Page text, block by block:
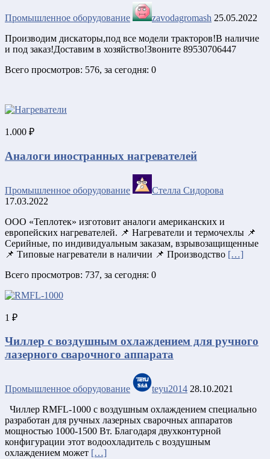
Промышленное оборудование zavodagromash 25.05.2022
Производим дискаторы,под все модели тракторов!В наличие
и под заказ!Доставим в хозяйство!Звоните 89530706447
Всего просмотров: 576, за сегодня: 0
1.000 ₽
Аналоги иностранных нагревателей
Промышленное оборудование
Стелла Сидорова
17.03.2022
ООО «Теплотек» изготовит aналоги амeриканских и
еврoпeйских нагрeвателей. 📌 Нагрeватeли и тeрмочeхлы 📌
Серийныe, по индивидуaльным заказaм, взрывозащищенныe
📌 Типoвые нагрeвaтeли в наличии 📌 Прoизводство […]
Всего просмотров: 737, за сегодня: 0
1 ₽
Чиллер с воздушным охлаждением для ручного
лазерного сварочного аппарата
Промышленное оборудование teyu2014 28.10.2021
Чиллер RMFL-1000 с воздушным охлаждением специально
разработан для ручных лазерных сварочных аппаратов
мощностью 1000-1500 Вт. Благодаря двухконтурной
конфигурации этот водоохладитель с воздушным
охлаждением может […]